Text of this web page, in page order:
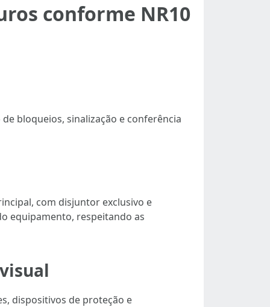
conforme NR10
bloqueios, sinalização e conferência
com disjuntor exclusivo e
equipamento, respeitando as
dispositivos de proteção e